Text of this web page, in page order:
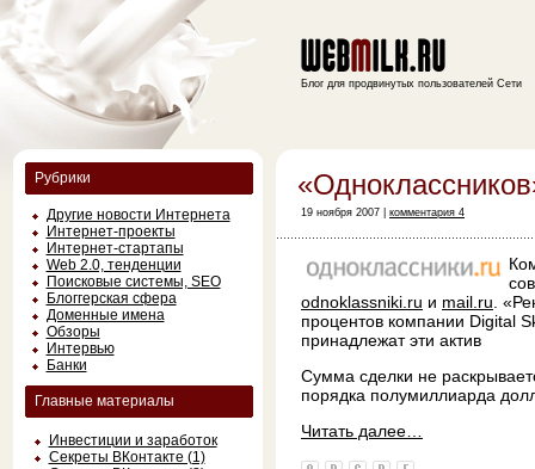
Рубрики
Другие новости Интернета
Интернет-проекты
Интернет-стартапы
Web 2.0, тенденции
Поисковые системы, SEO
Блоггерская сфера
Доменные имена
Обзоры
Интервью
Банки
Главные материалы
Инвестиции и заработок
Секреты ВКонтакте (1)
Блог для продвинутых пользователей Сети
19 ноября 2007 | комментария 4
odnoklassniki.ru и mail.ru .
процентов компании Digital
принадлежат эти актив
Сумма сделки не
порядка полумиллиарда
Читать далее…